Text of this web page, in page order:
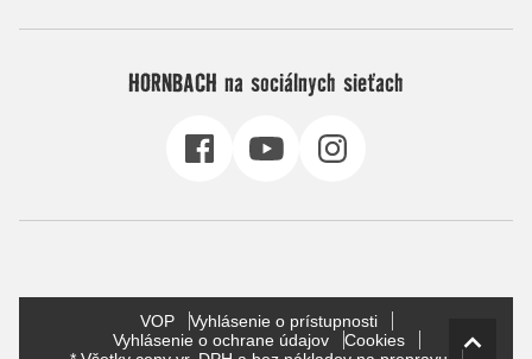
HORNBACH na sociálnych sieťach
VOP
Vyhlásenie o prístupnosti
Vyhlásenie o ochrane údajov
Cookies